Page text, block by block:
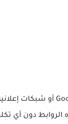
دون أي